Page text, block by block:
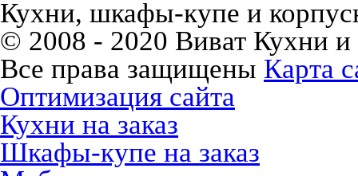
Кухни, шкафы-купе и
© 2008 - 2020 Виват Кухни
Все права защищены Карта
Оптимизация сайта
Кухни на заказ
Шкафы-купе на заказ